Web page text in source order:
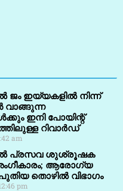
ഇയ്യകളിൽ നിന്ന്
വാങ്ങുന്ന
ഇനി പോയിന്റ്
റിവാർഡ്
am
പ്രസവ ശുശ്രൂഷക
ആരോഗ്യ
തൊഴിൽ വിഭാഗം
pm